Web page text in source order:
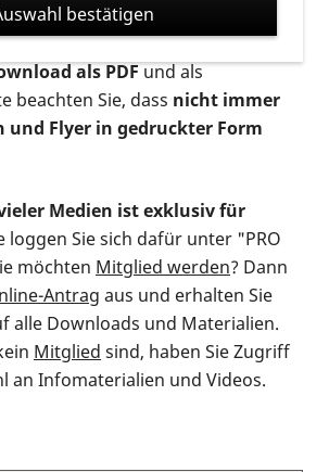
angeboten: zur
als gedruckte Variante
als PDFund als
beachten Sie, dass nicht immer
und Flyer in gedruckter Form
Medien ist exklusiv für
loggen Sie sich dafür unter "PRO
möchten Mitglied werden? Dann
Antrag aus und erhalten Sie
alle Downloads und Materialien.
Mitglied sind, haben Sie Zugriff
an Infomaterialien und Videos.
bestätigen